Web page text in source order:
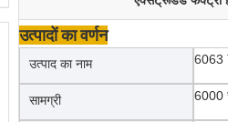
उत्पादों का वर्णन
उत्पाद का नाम 6063
सामग्री 6000